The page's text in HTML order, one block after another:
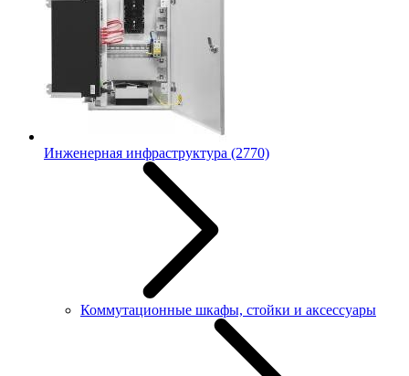
Инженерная инфраструктура (2770)
Коммутационные шкафы, стойки и аксессуары